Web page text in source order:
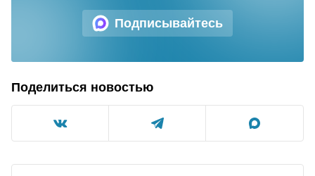
Подписывайтесь
Поделиться новостью